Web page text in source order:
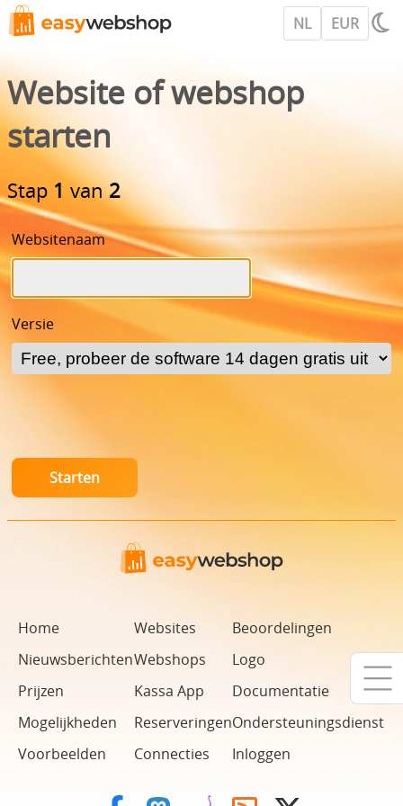
NL EUR
Website of webshop
starten
Stap 1 van2
Websitenaam
Versie
Home
Nieuwsberichten
Prijzen
Mogelijkheden
Voorbeelden
Websites
Webshops
Kassa App
Reserveringen
Connecties
Beoordelingen
Logo
Documentatie
Ondersteuningsdienst
Inloggen